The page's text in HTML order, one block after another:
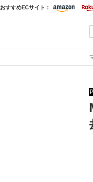
おすすめECサイト：